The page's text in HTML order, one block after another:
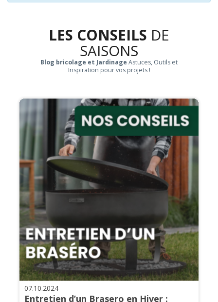
LES CONSEILS DE
SAISONS
Blog bricolage et Jardinage Astuces, Outils et
Inspiration pour vos projets !
07.10.2024
Entretien d’un Brasero en Hiver :